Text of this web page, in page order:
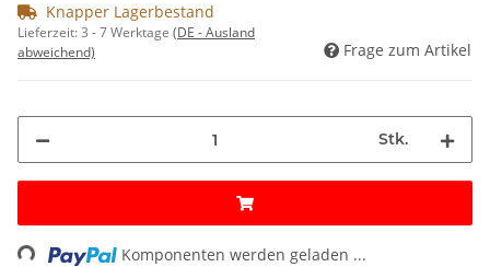
Knapper Lagerbestand
Lieferzeit:3 - 7 Werktage (DE - Ausland
abweichend)
Frage zum Artikel
Stk.
Loading... Komponenten werden geladen ...